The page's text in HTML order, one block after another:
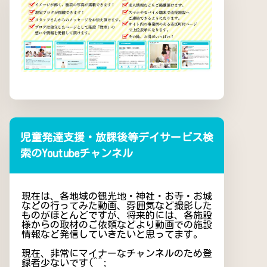
児童発達支援・放課後等デイサービス検
索のYoutubeチャンネル
現在は、各地域の観光地・神社・お寺・お城
などの行ってみた動画、雰囲気など撮影した
ものがほとんどですが、将来的には、各施設
様からの取材のご依頼などより動画での施設
情報など発信していきたいと思ってます。
現在、非常にマイナーなチャンネルのため登
録者少ないです(^^;